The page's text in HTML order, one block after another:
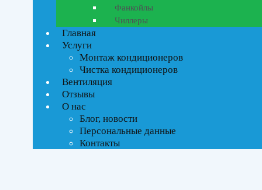
Фанкойлы
Чиллеры
Главная
Услуги
Монтаж кондиционеров
Чистка кондиционеров
Вентиляция
Отзывы
О нас
Блог, новости
Персональные данные
Контакты